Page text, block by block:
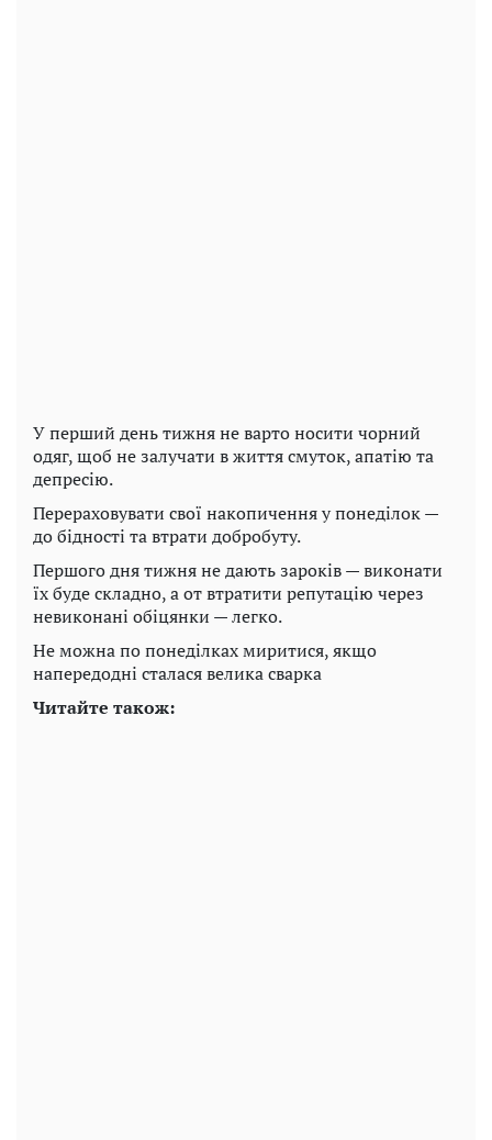
У перший день тижня не варто носити чорний
одяг, щоб не залучати в життя смуток, апатію та
депресію.
Перераховувати свої накопичення у понеділок —
до бідності та втрати добробуту.
Першого дня тижня не дають зароків — виконати
їх буде складно, а от втратити репутацію через
невиконані обіцянки — легко.
Не можна по понеділках миритися, якщо
напередодні сталася велика сварка
Читайте також: